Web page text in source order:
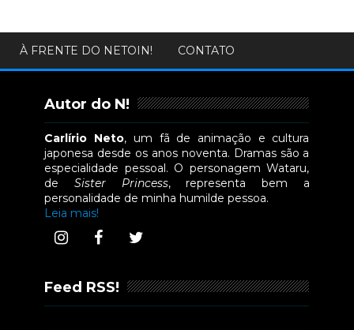
À FRENTE DO NETOIN! CONTATO
Autor do N!
Carlírio Neto, um fã de animação e cultura
japonesa desde os anos noventa. Dramas são a
especialidade pessoal. O personagem Wataru,
deSister Princess, representa bem a
personalidade de minha humilde pessoa.
Leia mais!
Feed RSS!